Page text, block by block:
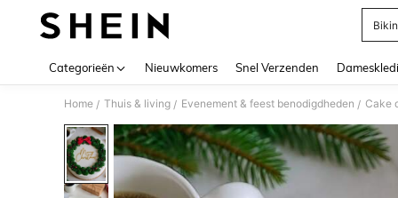
Categorieën Nieuwkomers Snel Verzenden
Home / Thuis & living / Evenement & feest benodigdheden / Cake